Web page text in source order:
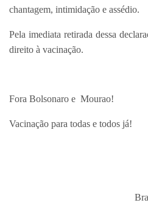
chantagem, intimidação e assédio.
Pela imediata retirada dessa
direito à vacinação.
Fora Bolsonaro e Mourao!
Vacinação para todas e todos já!